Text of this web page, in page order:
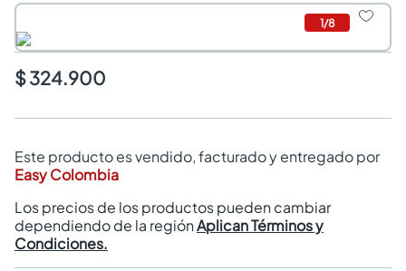
1/8
$ 324.900
Este producto es vendido, facturado y entregado por
Easy Colombia
Los precios de los productos pueden cambiar
dependiendo de la regiónAplican Términos y
Condiciones.